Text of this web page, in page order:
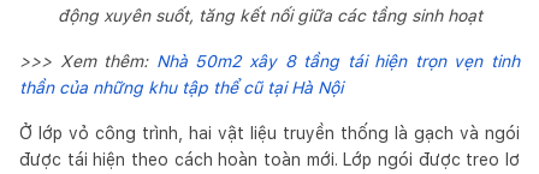
động xuyên suốt, tăng kết nối giữa các tầng sinh hoạt
>>> Xem thêm: Nhà 50m2 xây 8 tầng tái hiện trọn vẹn tinh
thần của những khu tập thể cũ tại Hà Nội
Ở lớp vỏ công trình, hai vật liệu truyền thống là gạch và ngói
được tái hiện theo cách hoàn toàn mới. Lớp ngói được treo lơ